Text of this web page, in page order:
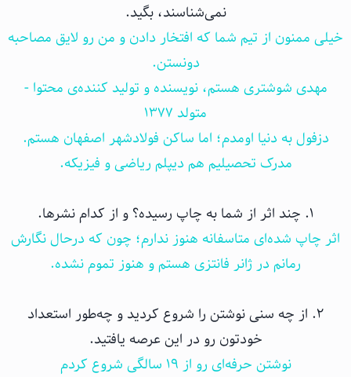
نمی‌شناسند، بگید‌.
خیلی ممنون از تیم شما که افتخار دادن و من رو لایق مصاحبه
دونستن.
مهدی شوشتری هستم، نویسنده و تولید کننده‌ی محتوا -
متولد ۱۳۷۷
دزفول به دنیا اومدم؛ اما ساکن فولادشهر اصفهان هستم.
مدرک تحصیلیم هم دیپلم ریاضی و فیزیکه.
۱. چند اثر از شما به چاپ رسیده؟ و از کدام نشرها.
اثر چاپ شده‌ای متاسفانه هنوز ندارم؛ چون که درحال نگارش
رمانم در ژانر فانتزی هستم و هنوز تموم نشده.
۲. از چه سنی نوشتن را شروع کردید و چه‌طور استعداد
خودتون رو در این عرصه یافتید.
نوشتن حرفه‌ای رو از ۱۹ سالگی شروع کردم‌